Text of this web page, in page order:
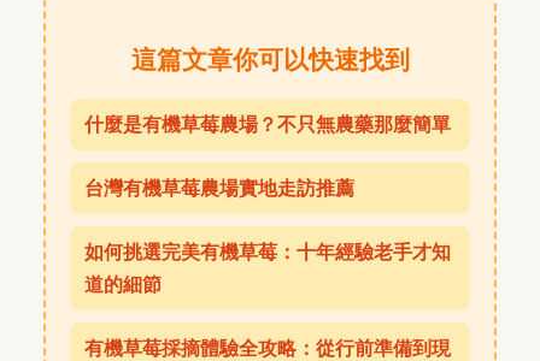
這篇文章你可以快速找到
什麼是有機草莓農場？不只無農藥那麼簡單
台灣有機草莓農場實地走訪推薦
如何挑選完美有機草莓：十年經驗老手才知
道的細節
有機草莓採摘體驗全攻略：從行前準備到現